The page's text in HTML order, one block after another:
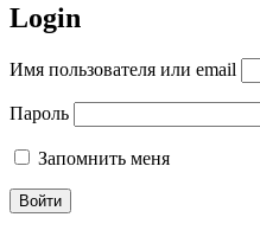
Login
Имя пользователя или email
Пароль
Запомнить меня